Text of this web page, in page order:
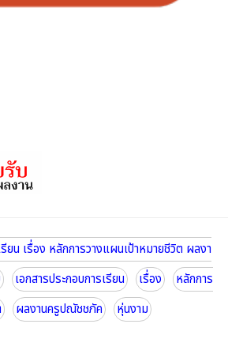
รียน เรื่อง หลักการวางแผนเป้าหมายชีวิต ผลงา
เอกสารประกอบการเรียน เรื่อง
หลักการ
ผลงานครูปณัชชภัค หุ่นงาม